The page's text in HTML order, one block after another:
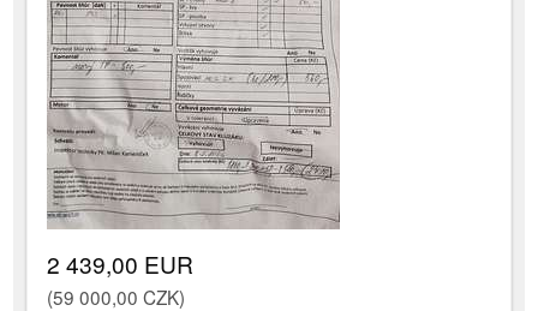
2 439,00 EUR
(59 000,00 CZK)